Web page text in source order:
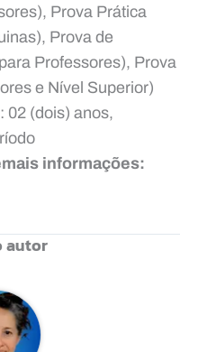
Prova Prática
Prova de
Professores), Prova
e Nível Superior)
: 02 (dois) anos,
informações:
autor